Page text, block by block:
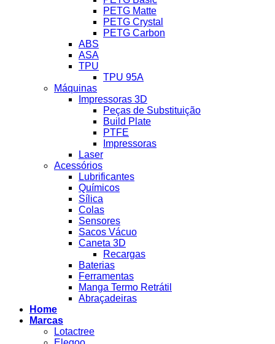
PETG Matte
PETG Crystal
PETG Carbon
ABS
ASA
TPU
TPU 95A
Máquinas
Impressoras 3D
Peças de Substituição
Build Plate
PTFE
Impressoras
Laser
Acessórios
Lubrificantes
Químicos
Sílica
Colas
Sensores
Sacos Vácuo
Caneta 3D
Recargas
Baterias
Ferramentas
Manga Termo Retrátil
Abraçadeiras
Home
Marcas
Lotactree